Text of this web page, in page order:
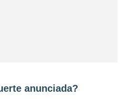
anunciada?